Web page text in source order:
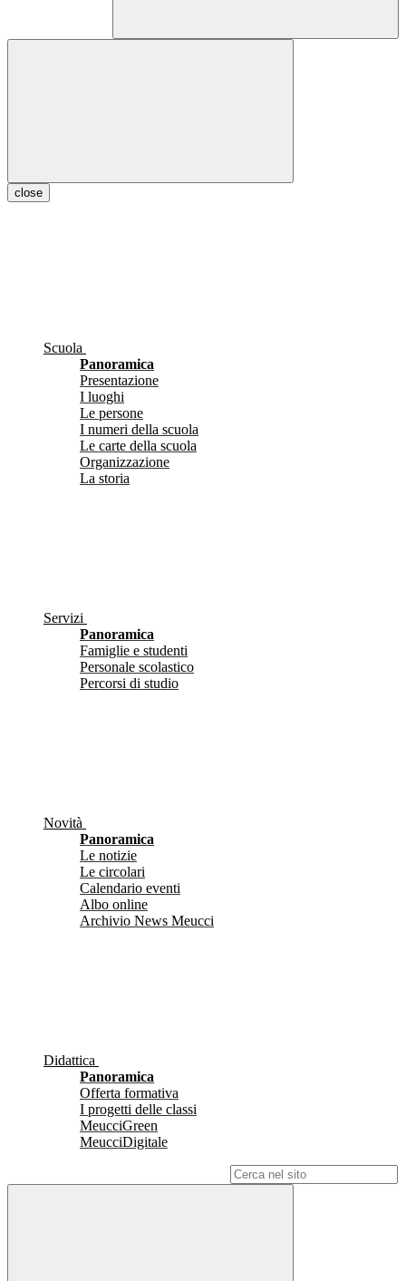
close
Scuola
Panoramica
Presentazione
I luoghi
Le persone
I numeri della scuola
Le carte della scuola
Organizzazione
La storia
Servizi
Panoramica
Famiglie e studenti
Personale scolastico
Percorsi di studio
Novità
Panoramica
Le notizie
Le circolari
Calendario eventi
Albo online
Archivio News Meucci
Didattica
Panoramica
Offerta formativa
I progetti delle classi
MeucciGreen
MeucciDigitale